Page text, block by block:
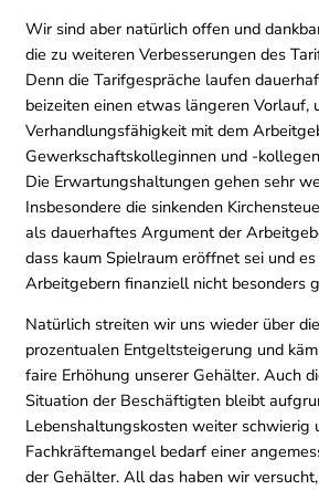
Wir sind aber natürlich offen und
die zu weiteren Verbesserungen des
Denn die Tarifgespräche laufen
beizeiten einen etwas längeren Vorlauf,
Verhandlungsfähigkeit mit dem
Gewerkschaftskolleginnen und -
Die Erwartungshaltungen gehen sehr
Insbesondere die sinkenden
als dauerhaftes Argument der
dass kaum Spielraum eröffnet sei und
Arbeitgebern finanziell nicht besonders
Natürlich streiten wir uns wieder über
prozentualen Entgeltsteigerung und
faire Erhöhung unserer Gehälter. Auch
Situation der Beschäftigten bleibt
Lebenshaltungskosten weiter schwierig
Fachkräftemangel bedarf einer
der Gehälter. All das haben wir